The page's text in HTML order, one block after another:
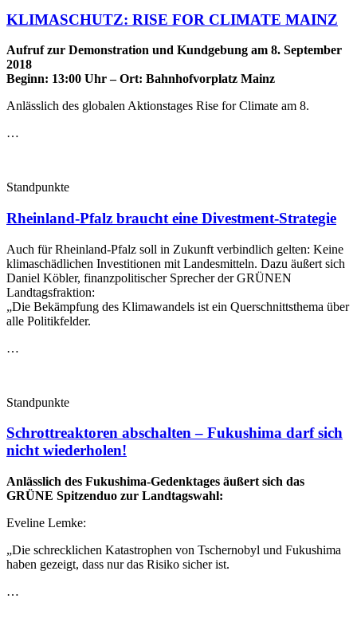
KLIMASCHUTZ: RISE FOR CLIMATE MAINZ
Aufruf zur Demonstration und Kundgebung am 8. September
2018
Beginn: 13:00 Uhr – Ort: Bahnhofvorplatz Mainz
Anlässlich des globalen Aktionstages Rise for Climate am 8.
…
Standpunkte
Rheinland-Pfalz braucht eine Divestment-Strategie
Auch für Rheinland-Pfalz soll in Zukunft verbindlich gelten: Keine
klimaschädlichen Investitionen mit Landesmitteln. Dazu äußert sich
Daniel Köbler, finanzpolitischer Sprecher der GRÜNEN
Landtagsfraktion:
„Die Bekämpfung des Klimawandels ist ein Querschnittsthema über
alle Politikfelder.
…
Standpunkte
Schrottreaktoren abschalten – Fukushima darf sich
nicht wiederholen!
Anlässlich des Fukushima-Gedenktages äußert sich das
GRÜNE Spitzenduo zur Landtagswahl:
Eveline Lemke:
„Die schrecklichen Katastrophen von Tschernobyl und Fukushima
haben gezeigt, dass nur das Risiko sicher ist.
…